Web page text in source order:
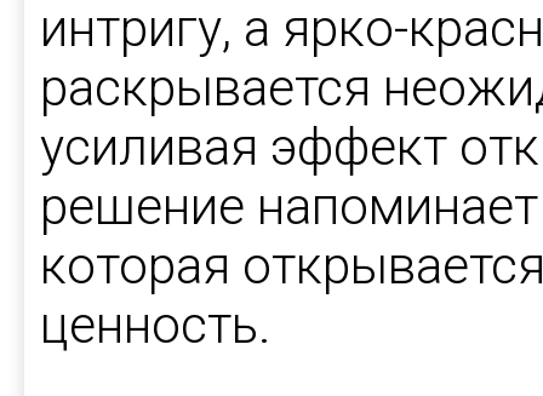
интригу, а ярко-
раскрывается
усиливая эффект
решение
которая
ценность.